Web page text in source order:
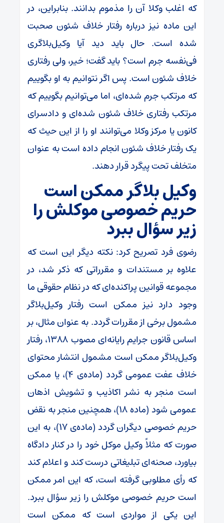
که اغلب وکلا آن را مذموم بدانند. بنابراین، در
این ماده نیز درباره‌ رفتار خلاف شئون صحبت
شده است. حال باید دید آیا وکیل‌بلاگری
فی‌نفسه جرم است؟ باید گفت؛ خیر، ولی رفتاری
خلاف شئون است. پس اگر نتوانیم به او بگوییم
که مرتکب جرم شده‌ای، اما می‌توانیم بگوییم که
مرتکب رفتاری خلاف شئون شده‌ای و دادسرای
کانون یا مرکز وکلا می‌توانند او را از این حیث که
یک رفتار خلاف شئون انجام داده است به عنوان
متخلف تحت پیگرد قرار دهند.
وکیل بلاگر ممکن است
حریم خصوصی موکلش را
زیر سؤال ببرد
رضوی فرد تصریح کرد: نکته دیگر این است که
علاوه بر مستندات و مقرراتی که ذکر شد، در
مجموعه قوانین پراکنده‌ای که در نظام حقوقی ما
وجود دارد نیز ممکن است رفتار وکیل‌بلاگر
مشمول برخی از مقررات گردد. به عنوان مثال، بر
اساس قانون جرایم رایانه‌ای مصوب ۱۳۸۸، رفتار
وکیل‌بلاگر ممکن است مشمول انتشار محتوای
خلاف عفت عمومی گردد (ماده‌ی ۴)، یا ممکن
است منجر به نشر اکاذیب و تشویش اذهان
عمومی شود (ماده‌ ۱۸)، همچنین منجر به نقض
حریم خصوصی دیگران گردد (ماده‌ی ۱۷)، به این
صورت که مثلاً وکیل موکل خود را در کنار دادگاه
بیاورد، صحنه‌ای تبلیغاتی درست کند و اعلام کند
که رأی مطلوبی گرفته است، که این امر ممکن
است حریم خصوصی موکلش را زیر سؤال ببرد.
این یکی از مواردی است که ممکن است